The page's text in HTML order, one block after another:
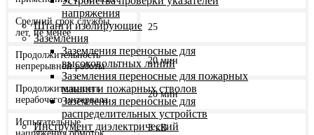
напряжения
Штанги изолирующие
Заземления
Заземления переносные для
высоковольтных линий
Заземления переносные для пожарных
машин и пожарных стволов
Заземления переносные для
распределительных устройств
Инструмент диэлектрический
Средний срок службы,
лет, не менее
25
Продолжительность
непрерывной работы
20 мин
Продолжительность
нерабочего интервала
20 мин
Испытательные
3 кВ